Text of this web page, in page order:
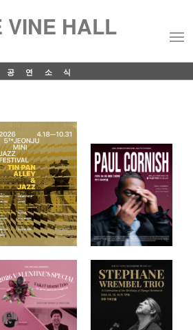
VINE HALL
공연소식